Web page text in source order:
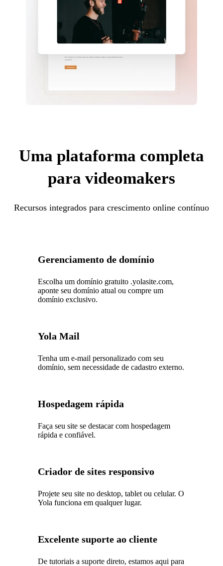
Uma plataforma completa
para videomakers
Recursos integrados para crescimento online contínuo
Gerenciamento de domínio
Escolha um domínio gratuito .yolasite.com,
aponte seu domínio atual ou compre um
domínio exclusivo.
Yola Mail
Tenha um e-mail personalizado com seu
domínio, sem necessidade de cadastro externo.
Hospedagem rápida
Faça seu site se destacar com hospedagem
rápida e confiável.
Criador de sites responsivo
Projete seu site no desktop, tablet ou celular. O
Yola funciona em qualquer lugar.
Excelente suporte ao cliente
De tutoriais a suporte direto, estamos aqui para